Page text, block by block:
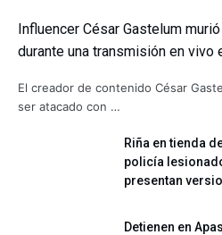
Influencer César Gastelum
durante una transmisión en vivo
El creador de contenido César
ser atacado con …
Riña en tienda
policía
presentan
Detienen en